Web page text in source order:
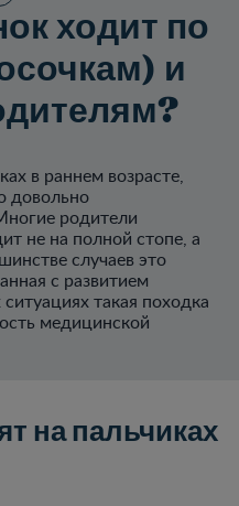
ходит по
и
в раннем возрасте,
довольно
родители
не на полной стопе, а
случаев это
с развитием
такая походка
медицинской
на пальчиках